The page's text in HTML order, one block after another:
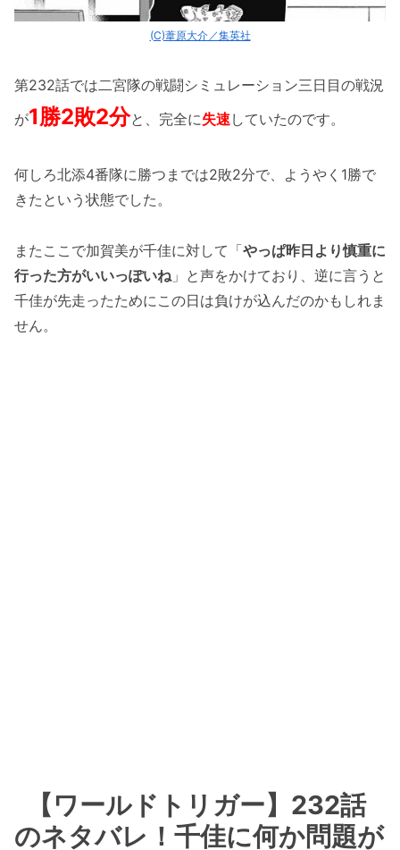
(C)葦原大介／集英社
第232話では二宮隊の戦闘シミュレーション三日目の戦況
が1勝2敗2分と、完全に失速 していたのです。
何しろ北添4番隊に勝つまでは2敗2分で、ようやく1勝で
きたという状態でした。
またここで加賀美が千佳に対して「やっぱ昨日より慎重に
行った方がいいっぽいね 」と声をかけており、逆に言うと
千佳が先走ったためにこの日は負けが込んだのかもしれま
せん。
【ワールドトリガー】232話
のネタバレ！千佳に何か問題が